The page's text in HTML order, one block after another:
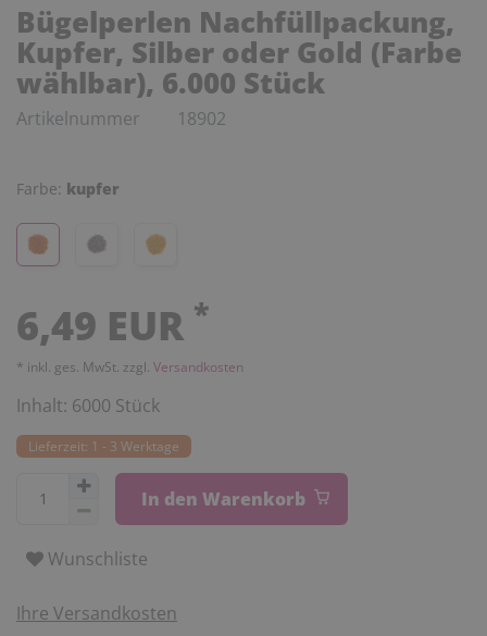
Bügelperlen Nachfüllpackung,
Kupfer, Silber oder Gold (Farbe
wählbar), 6.000 Stück
Artikelnummer 18902
Farbe: kupfer
6,49 EUR *
* inkl. ges. MwSt. zzgl. Versandkosten
Inhalt: 6000 Stück
Lieferzeit: 1 - 3 Werktage
In den Warenkorb
Wunschliste
Ihre Versandkosten